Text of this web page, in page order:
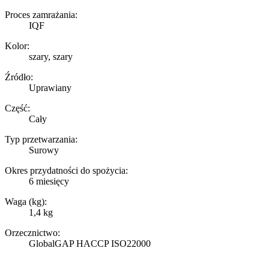
Proces zamrażania:
IQF
Kolor:
szary, szary
Źródło:
Uprawiany
Część:
Cały
Typ przetwarzania:
Surowy
Okres przydatności do spożycia:
6 miesięcy
Waga (kg):
1,4 kg
Orzecznictwo:
GlobalGAP HACCP ISO22000